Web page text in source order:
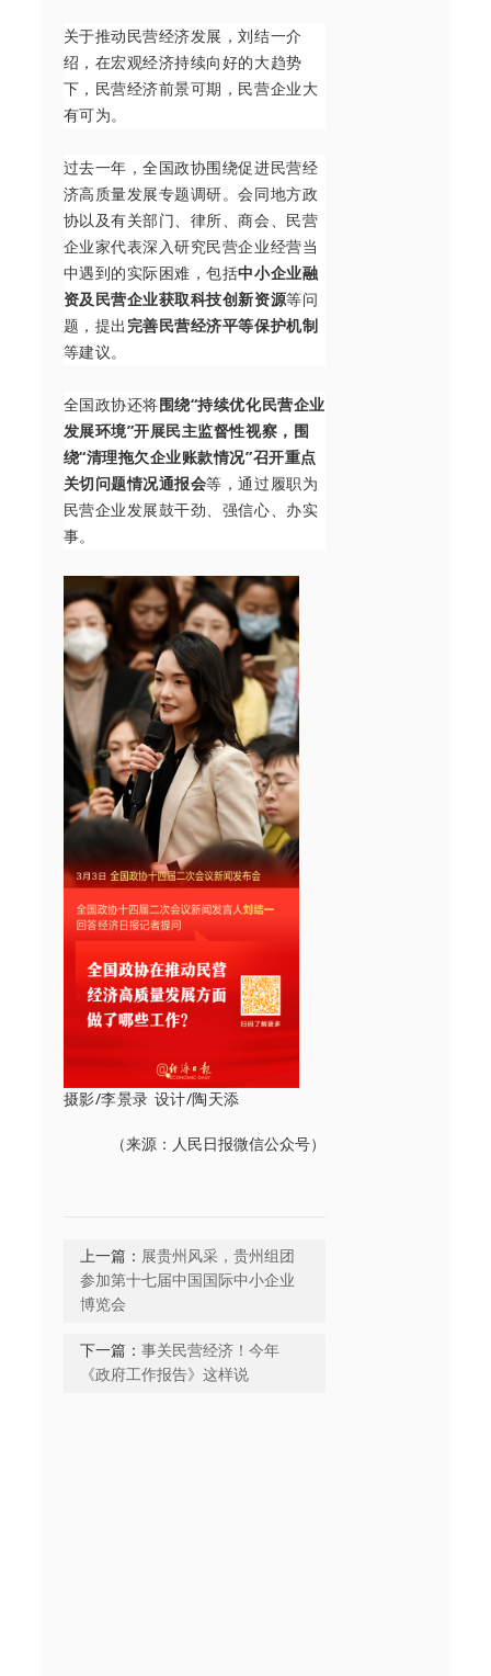
关于推动民营经济发展，刘结一介
绍，在宏观经济持续向好的大趋势
下，民营经济前景可期，民营企业大
有可为。
过去一年，全国政协围绕促进民营经
济高质量发展专题调研。会同地方政
协以及有关部门、律所、商会、民营
企业家代表深入研究民营企业经营当
中遇到的实际困难，包括中小企业融
资及民营企业获取科技创新资源等问
题，提出 完善民营经济平等保护机制
等建议。
全国政协还将围绕“持续优化民营企业
发展环境”开展民主监督性视察，围
绕“清理拖欠企业账款情况”召开重点
关切问题情况通报会等，通过履职为
民营企业发展鼓干劲、强信心、办实
事。
摄影/李景录 设计/陶天添
（来源：人民日报微信公众号）
上一篇： 展贵州风采，贵州组团
参加第十七届中国国际中小企业
博览会
下一篇： 事关民营经济！今年
《政府工作报告》这样说